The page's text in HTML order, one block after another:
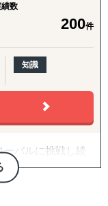
数
200件
知識
ーバルに挑戦し続
的なパートナーで
えております。